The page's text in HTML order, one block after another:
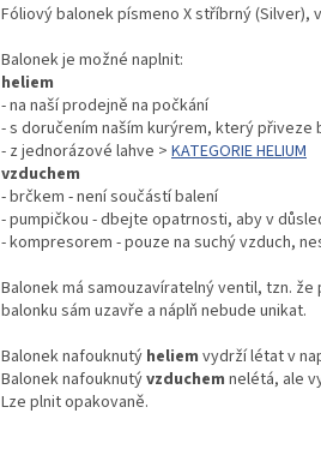
Fóliový balonek písmeno X stříbrný (Silver),
Balonek je možné naplnit:
heliem
- na naší prodejně na počkání
- s doručením naším kurýrem, který přiveze
- z jednorázové lahve > KATEGORIE HELIUM
vzduchem
- brčkem - není součástí balení
- pumpičkou - dbejte opatrnosti, aby v
- kompresorem - pouze na suchý vzduch,
Balonek má samouzavíratelný ventil, tzn.
balonku sám uzavře a náplň nebude unikat.
Balonek nafouknutý heliem vydrží létat v
Balonek nafouknutývzduchem nelétá, ale
Lze plnit opakovaně.